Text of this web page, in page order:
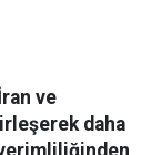
ve
daha